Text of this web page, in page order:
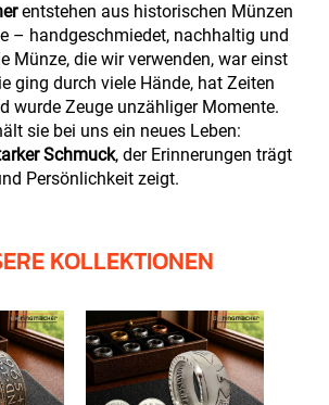
entstehen aus historischen Münzen
– handgeschmiedet, nachhaltig und
Münze, die wir verwenden, war einst
ging durch viele Hände, hat Zeiten
wurde Zeuge unzähliger Momente.
sie bei uns ein neues Leben:
Schmuck, der Erinnerungen trägt
Persönlichkeit zeigt.
KOLLEKTIONEN